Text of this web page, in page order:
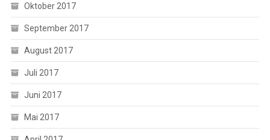
Oktober 2017
September 2017
August 2017
Juli 2017
Juni 2017
Mai 2017